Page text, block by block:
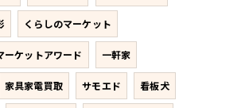
くらしのマーケット
ーケットアワード 一軒家
家具家電買取 サモエド 看板犬